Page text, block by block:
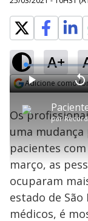
A+
Adicione como
por
P V
t
a
r
0
e
g
n
d
s
L
o
a
d
e
4
.
0
6
%
Os
uma
pacientes
março, as
ocuparam
estado de
médicos, é